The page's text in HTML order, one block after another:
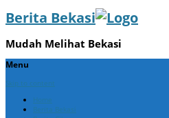
Berita Bekasi
Mudah Melihat Bekasi
Menu
Skip to content
Home
Berita Bekasi